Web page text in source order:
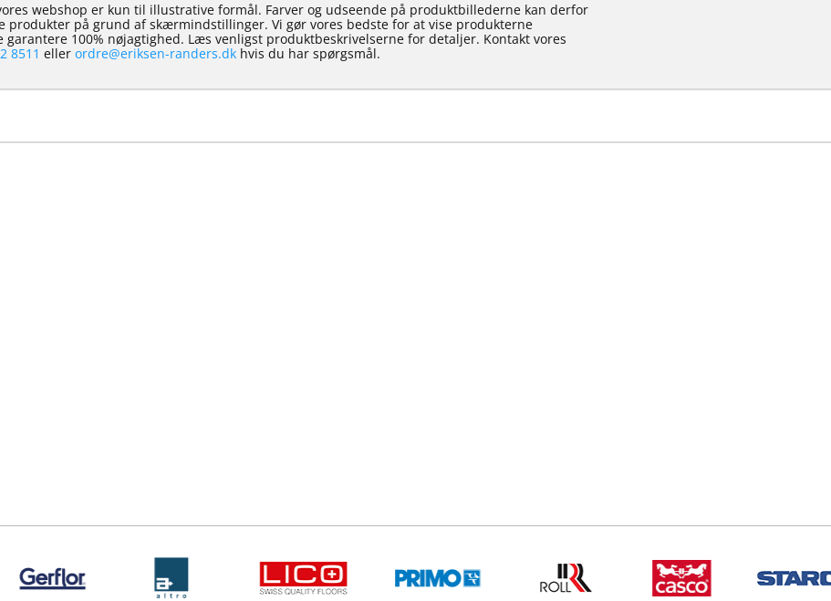
webshop er kun til illustrative formål. Farver og udseende på produktbillederne kan derfor
produkter på grund af skærmindstillinger. Vi gør vores bedste for at vise produkterne
garantere 100% nøjagtighed. Læs venligst produktbeskrivelserne for detaljer. Kontakt vores
8511 eller ordre@eriksen-randers.dkhvis du har spørgsmål.